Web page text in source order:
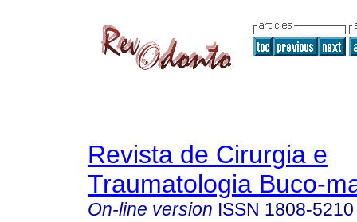
Revista de Cirurgia e
Traumatologia Buco-
On-line version ISSN 1808-5210